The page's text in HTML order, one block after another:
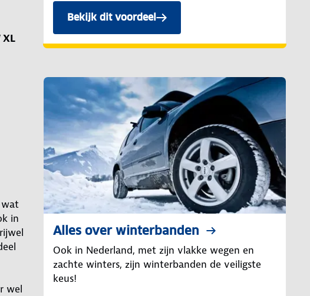
XL
wat
in
wel
Bekijk dit voordeel
Alles over winterbanden
Ook in Nederland, met zijn vlakke wegen en
zachte winters, zijn winterbanden de veiligste
keus!